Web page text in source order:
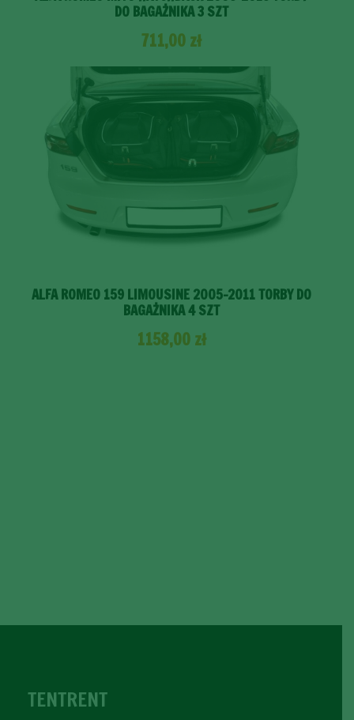
DO BAGAŻNIKA 3 SZT
711,00 zł
ALFA ROMEO 159 LIMOUSINE 2005-2011 TORBY DO
BAGAŻNIKA 4 SZT
1158,00 zł
TENTRENT